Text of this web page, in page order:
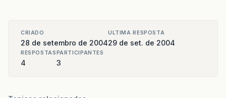
CRIADO
28 de setembro de 2004
ULTIMA RESPOSTA
29 de set. de 2004
RESPOSTAS
4
PARTICIPANTES
3